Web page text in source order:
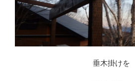
垂木掛けを